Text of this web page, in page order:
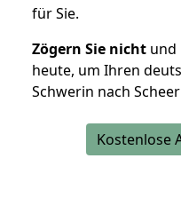
für Sie.
Zögern Sie nicht und
heute, um Ihren
Schwerin nach
Kostenlose